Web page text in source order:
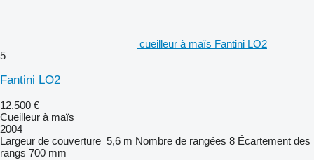
cueilleur à maïs Fantini LO2
5
Fantini LO2
12.500 €
Cueilleur à maïs
2004
Largeur de couverture 5,6 m Nombre de rangées 8 Écartement des
rangs 700 mm